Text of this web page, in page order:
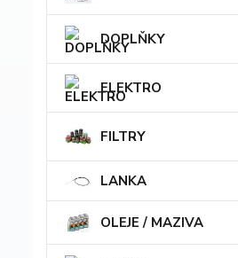
DOPLŇKY
ELEKTRO
FILTRY
LANKA
OLEJE / MAZIVA